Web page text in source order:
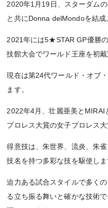
2020年1月19日、スターダム
と共にDonna delMondoを結成
2021年には5★STAR GP優勝
技館大会でワールド王座を初戴
現在は第24代ワールド・オブ
ます。
2022年4月、壮麗亜美とMIRAI
プロレス大賞の女子プロレス大
得意技は、朱世界、流炎、朱
技名を持つ多彩な技を駆使しま
迫力ある試合スタイルで多く
る立ち振る舞いと確かな技術